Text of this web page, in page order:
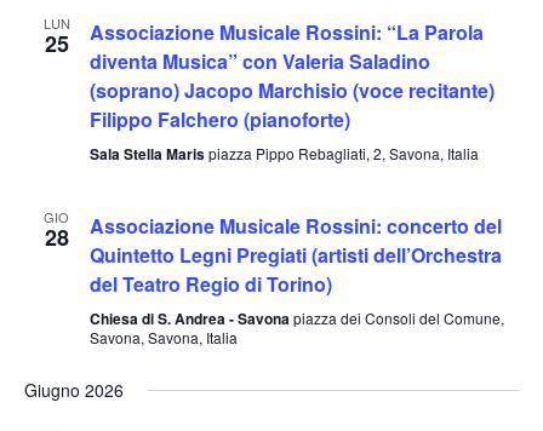
LUN
25
Associazione Musicale Rossini: “La Parola
diventa Musica” con Valeria Saladino
(soprano) Jacopo Marchisio (voce recitante)
Filippo Falchero (pianoforte)
Sala Stella Marispiazza Pippo Rebagliati, 2, Savona, Italia
GIO
28
Associazione Musicale Rossini: concerto del
Quintetto Legni Pregiati (artisti dell’Orchestra
del Teatro Regio di Torino)
Chiesa di S. Andrea - Savonapiazza dei Consoli del Comune,
Savona, Savona, Italia
Giugno 2026